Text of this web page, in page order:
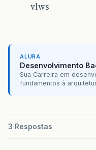
vlws
ALURA
Desenvolvimento
Sua Carreira em
fundamentos à
3 Respostas